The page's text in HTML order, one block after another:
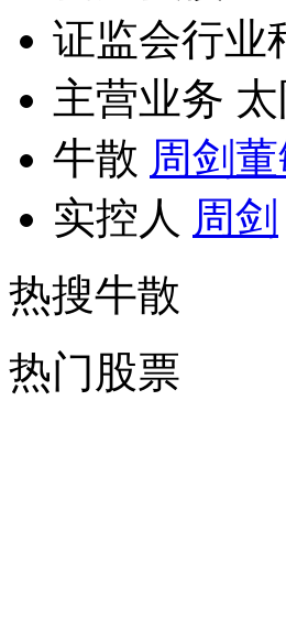
证监会行业
主营业务
牛散 周剑
实控人 周剑
热搜牛散
热门股票